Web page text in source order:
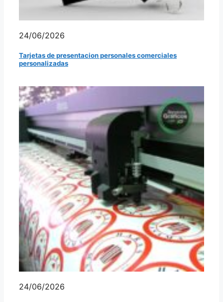
24/06/2026
Tarjetas de presentacion personales comerciales
personalizadas
24/06/2026